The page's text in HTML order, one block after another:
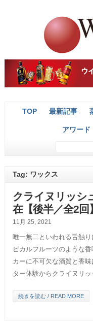
TOP 最新記事
アワード
Tag: ワックス
クライヌリッシ
在【後半／全2回】
11月 25, 2021
唯一無二といわれる舌触
ピカルフルーツのような
カーに不可欠な酒質と香
ター体験からクライヌリッ
続きを読む / READ MORE